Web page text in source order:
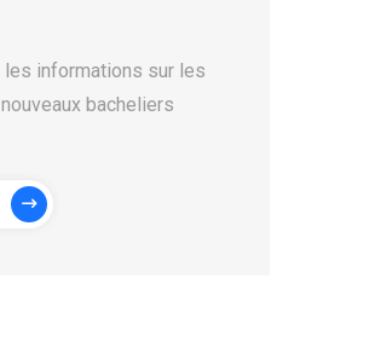
les informations sur les
bacheliers